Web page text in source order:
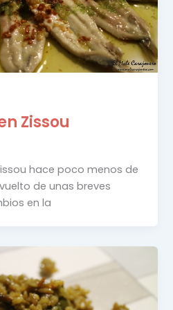
Zissou
hace poco menos de
de unas breves
en la